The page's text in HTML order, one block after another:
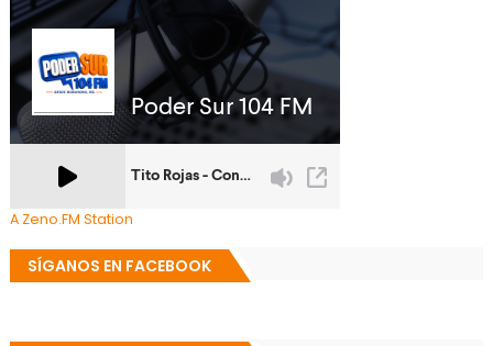
A Zeno.FM Station
SÍGANOS EN FACEBOOK